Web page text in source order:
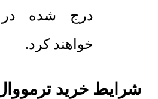
درج شده در
خواهند کرد.